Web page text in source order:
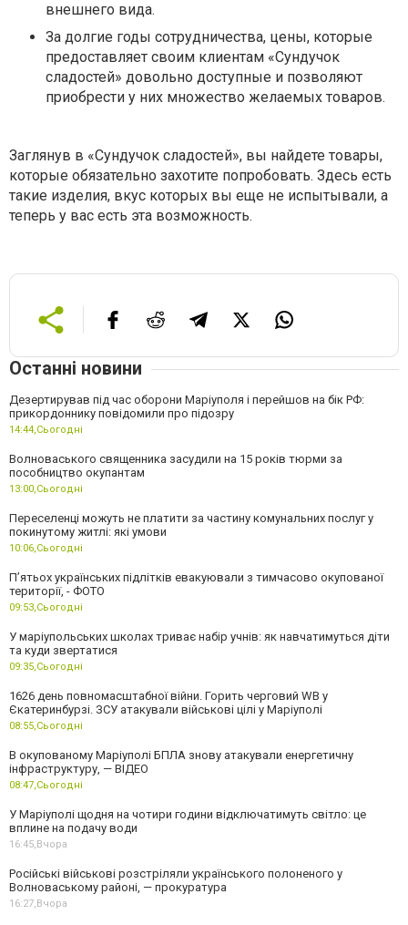
внешнего вида.
За долгие годы сотрудничества, цены, которые
предоставляет своим клиентам «Сундучок
сладостей» довольно доступные и позволяют
приобрести у них множество желаемых товаров.
Заглянув в «Сундучок сладостей», вы найдете товары,
которые обязательно захотите попробовать. Здесь есть
такие изделия, вкус которых вы еще не испытывали, а
теперь у вас есть эта возможность.
Останні новини
Дезертирував під час оборони Маріуполя і перейшов на бік РФ:
прикордоннику повідомили про підозру
14:44,Сьогодні
Волноваського священника засудили на 15 років тюрми за
пособництво окупантам
13:00,Сьогодні
Переселенці можуть не платити за частину комунальних послуг у
покинутому житлі: які умови
10:06,Сьогодні
П’ятьох українських підлітків евакуювали з тимчасово окупованої
території, - ФОТО
09:53,Сьогодні
У маріупольських школах триває набір учнів: як навчатимуться діти
та куди звертатися
09:35,Сьогодні
1626 день повномасштабної війни. Горить черговий WB у
Єкатеринбурзі. ЗСУ атакували військові цілі у Маріуполі
08:55,Сьогодні
В окупованому Маріуполі БПЛА знову атакували енергетичну
інфраструктуру, — ВІДЕО
08:47,Сьогодні
У Маріуполі щодня на чотири години відключатимуть світло: це
вплине на подачу води
16:45,Вчора
Російські військові розстріляли українського полоненого у
Волноваському районі, — прокуратура
16:27,Вчора